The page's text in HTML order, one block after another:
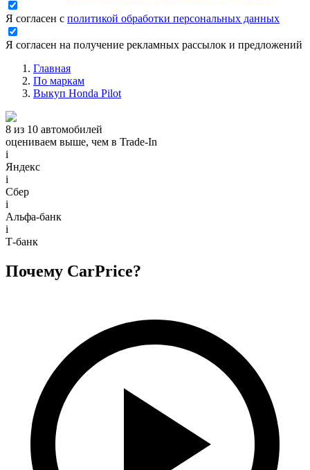
Я согласен с политикой обработки персональных данных
Я согласен на получение рекламных рассылок и предложений
Главная
По маркам
Выкуп Honda Pilot
8 из 10 автомобилей
оцениваем выше, чем в Trade‑In
i
Яндекс
i
Сбер
i
Альфа-банк
i
Т-банк
Почему CarPrice?